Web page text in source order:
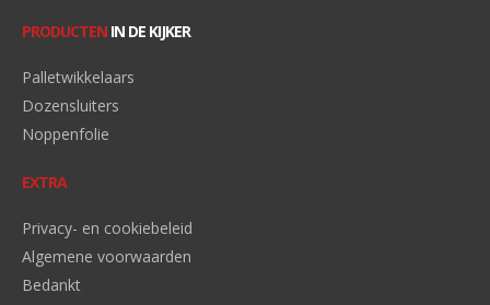
PRODUCTEN IN DE KIJKER
Palletwikkelaars
Dozensluiters
Noppenfolie
EXTRA
Privacy- en cookiebeleid
Algemene voorwaarden
Bedankt